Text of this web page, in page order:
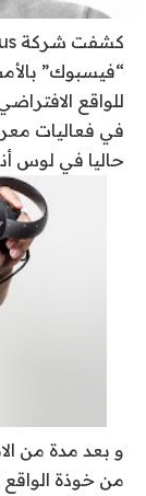
“فيسبوك”
حاليا في لوس
و بعد مدة من